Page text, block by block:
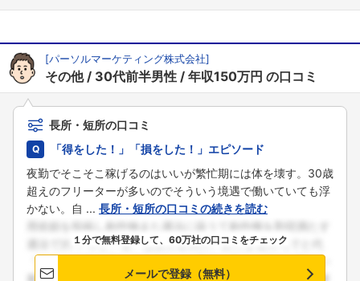
[パーソルマーケティング株式会社]
その他 30代前半男性 年収150万円 の口コミ
長所・短所の口コミ
「得をした！」「損をした！」エピソード
夜勤でそこそこ稼げるのはいいが繁忙期には体を壊す。30歳
超えのフリーターが多いのでそういう境遇で働いていても浮
かない。自 ... 長所・短所の口コミの続きを読む
１分で無料登録して、60万社の口コミをチェック
メールで登録（無料）